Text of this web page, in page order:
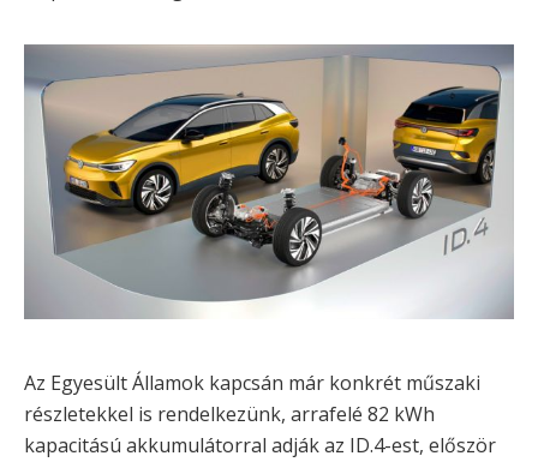
Az Egyesült Államok kapcsán már konkrét műszaki
részletekkel is rendelkezünk, arrafelé 82 kWh
kapacitású akkumulátorral adják az ID.4-est, először